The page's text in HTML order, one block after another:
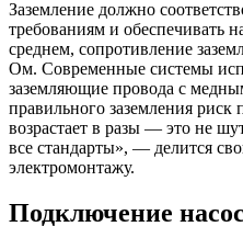
Заземление должно
требованиям и обеспечивать
среднем, сопротивление
Ом. Современные системы
заземляющие провода с
правильного заземления
возрастает в разы — это не
все стандарты», — делится
электромонтажу.
Подключение